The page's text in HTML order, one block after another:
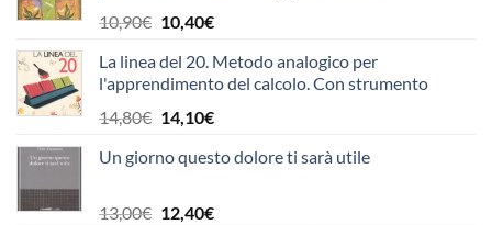
10,90€ Il
originale
era:
10,90€.
10,40€Il
attuale
è:
10,40€.
La linea del 20. Metodo analogico per
l'apprendimento del calcolo. Con strumento
14,80€ Il
originale
14,80€.
14,10€Il
attuale
14,10€.
Un giorno questo dolore ti sarà utile
13,00€ Il
12,40€Il